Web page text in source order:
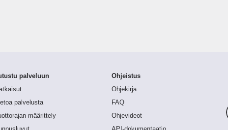
palveluun
palvelusta
määrittely
Ohjeistus
Ohjekirja
FAQ
Ohjevideot